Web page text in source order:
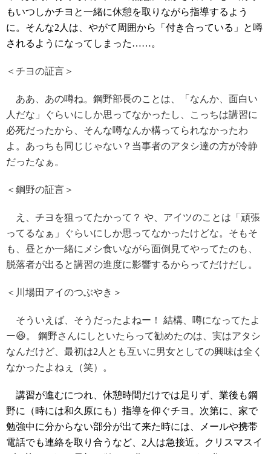
もいつしかチヨと一緒に休憩を取りながら指導するよう
に。そんな2人は、やがて周囲から「付き合っている」と噂
されるようになってしまった……。
＜チヨの証言＞
ああ、あの噂ね。鋼野部長のことは、「なんか、面白い
人だな」ぐらいにしか思ってなかったし、こっちは講習に
必死だったから、そんな噂なんか構ってられなかったわ
よ。あっちも同じじゃない？当事者のアタシ達の方が冷静
だったなぁ。
＜鋼野の証言＞
え、チヨを狙ってたかって？ や、アイツのことは「頑張
ってるなぁ」ぐらいにしか思ってなかったけどな。そもそ
も、昼とか一緒にメシ食いながら面倒見てやってたのも、
脱落者が出ると講習の進度に影響するからってだけだし。
＜川場田アイのつぶやき＞
そういえば、そうだったよねー！ 結構、噂になってたよ
ー😆。 鋼野さんにしといたらって勧めたのは、実はアタシ
なんだけど、最初は2人とも互いに男女としての興味は全く
なかったよねぇ（笑）。
講習が進むにつれ、休憩時間だけでは足りず、業後も鋼
野に（時には和久原にも）指導を仰ぐチヨ。次第に、家で
勉強中に分からない部分が出て来た時には、メールや携帯
電話でも連絡を取り合うなど、2人は急接近。クリスマスイ